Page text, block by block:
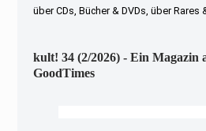
über CDs, Bücher & DVDs, über Rares
kult! 34 (2/2026) - Ein Magazin
GoodTimes